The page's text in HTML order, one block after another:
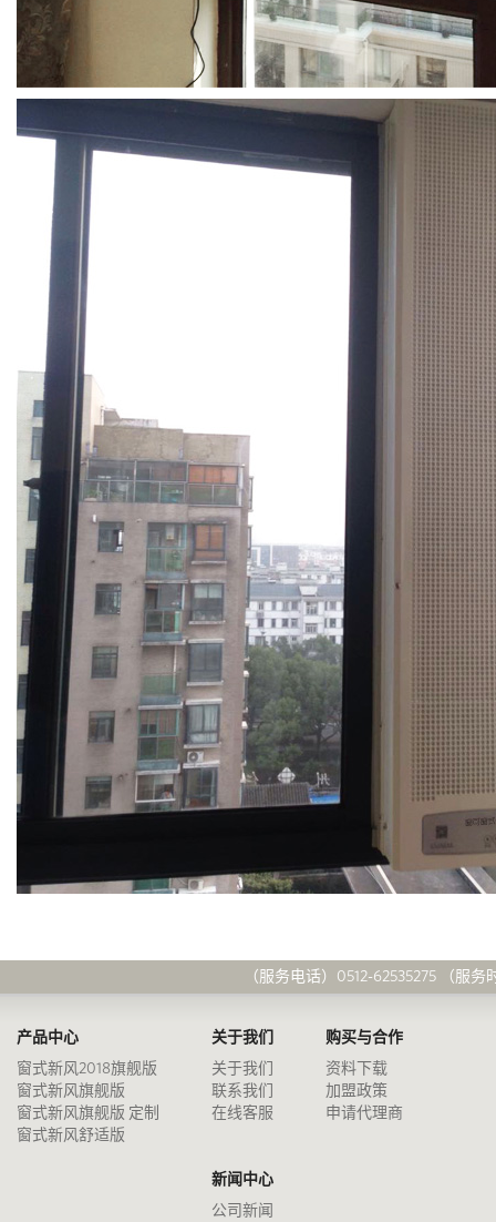
（服务电话）0512-62535275 （服
产品中心
窗式新风2018旗舰版
窗式新风旗舰版
窗式新风旗舰版 定制
窗式新风舒适版
关于我们
关于我们
联系我们
在线客服
购买与合作
资料下载
加盟政策
申请代理商
新闻中心
公司新闻